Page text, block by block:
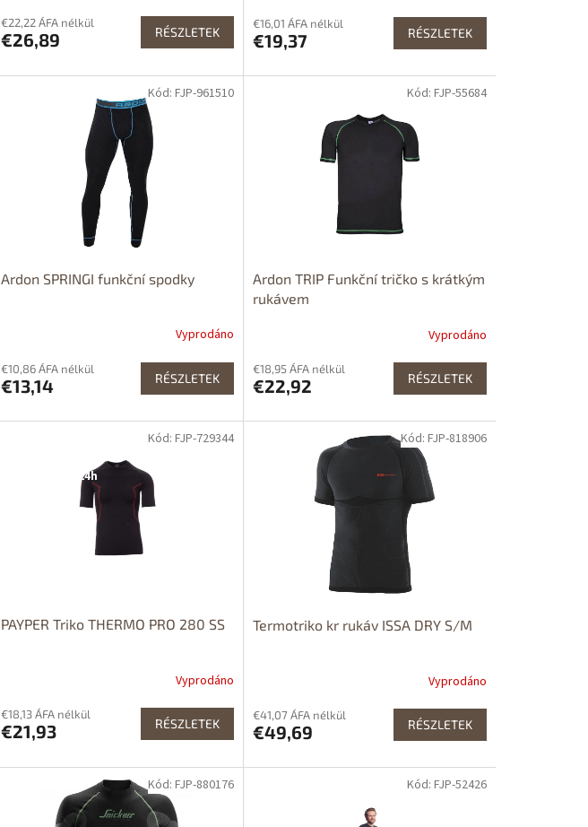
€22,22 ÁFA nélkül
€26,89 RÉSZLETEK
€16,01 ÁFA nélkül
€19,37 RÉSZLETEK
Ardon SPRINGI funkční spodky
Vyprodáno
€10,86 ÁFA nélkül
€13,14 RÉSZLETEK
Kód: FJP-961510
Ardon TRIP Funkční tričko s krátkým
rukávem
Vyprodáno
€18,95 ÁFA nélkül
€22,92 RÉSZLETEK
Kód: FJP-55684
Dostupnost 24h
PAYPER Triko THERMO PRO 280 SS
Vyprodáno
€18,13 ÁFA nélkül
€21,93 RÉSZLETEK
Kód: FJP-729344
Termotriko kr rukáv ISSA DRY S/M
Vyprodáno
€41,07 ÁFA nélkül
€49,69 RÉSZLETEK
Kód: FJP-818906
Kód: FJP-880176 Kód: FJP-52426